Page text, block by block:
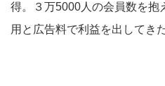
得。３万5000人の会員数を抱
用と広告料で利益を出してきた